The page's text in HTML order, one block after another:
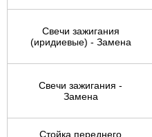
Свечи зажигания
(иридиевые) - Замена
Свечи зажигания -
Замена
Стойка переднего